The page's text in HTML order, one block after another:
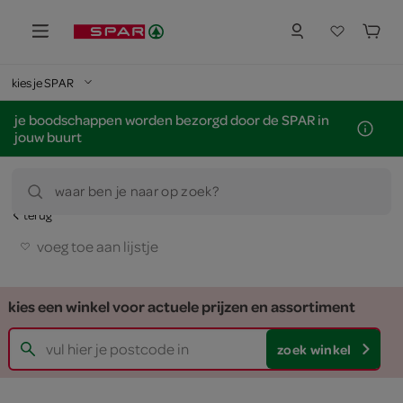
kies je SPAR
je boodschappen worden bezorgd door de SPAR in
jouw buurt
waar ben je naar op zoek?
terug
voeg toe aan lijstje
kies een winkel voor actuele prijzen en assortiment
zoek winkel